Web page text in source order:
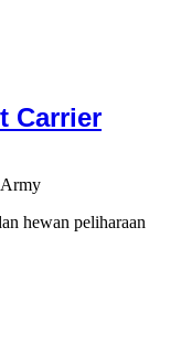
Carrier
hewan peliharaan